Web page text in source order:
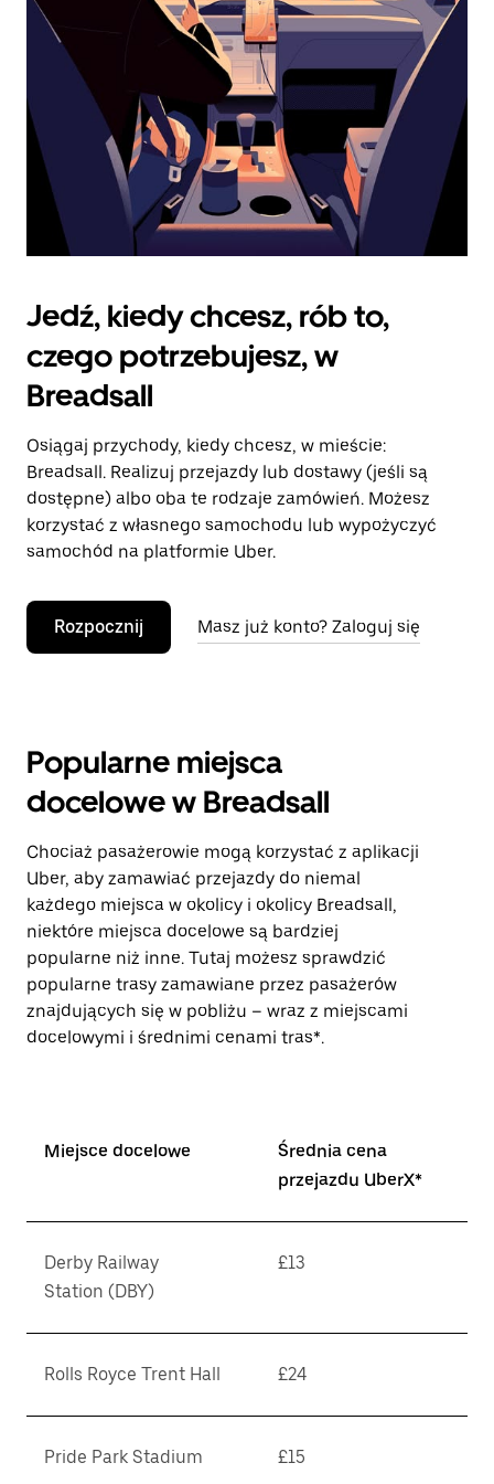
kalendarz.
Jedź, kiedy chcesz, rób to,
czego potrzebujesz, w
Breadsall
Osiągaj przychody, kiedy chcesz, w mieście:
Breadsall. Realizuj przejazdy lub dostawy (jeśli są
dostępne) albo oba te rodzaje zamówień. Możesz
korzystać z własnego samochodu lub wypożyczyć
samochód na platformie Uber.
Rozpocznij Masz już konto? Zaloguj się
Popularne miejsca
docelowe w Breadsall
Chociaż pasażerowie mogą korzystać z aplikacji
Uber, aby zamawiać przejazdy do niemal
każdego miejsca w okolicy i okolicy Breadsall,
niektóre miejsca docelowe są bardziej
popularne niż inne. Tutaj możesz sprawdzić
popularne trasy zamawiane przez pasażerów
znajdujących się w pobliżu – wraz z miejscami
docelowymi i średnimi cenami tras*.
Miejsce docelowe
Średnia cena
przejazdu UberX*
Derby Railway
Station (DBY)
£13
Rolls Royce Trent Hall £24
Pride Park Stadium £15